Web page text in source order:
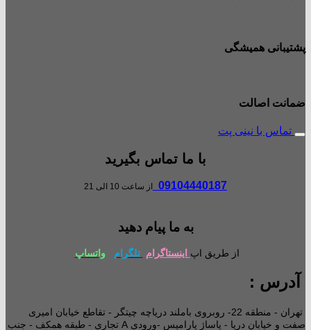
پشتیبانی همیشگی
ضمانت اصالت
تماس با نینی پت
با ما تماس بگیرید
09104440187 از ساعت 10 الی 21
به ما پیام دهید
از طریق اپ اینستاگرام تلگرام واتساپ
آدرس :
تهران - منطقه 22- روبروی باملند دریاچه چیتگر - تقاطع خیابان امیری
صفت و خیابان دریا - پاساژ پارامیس -ورودی A تجاری -
طبقه همکف - جنب